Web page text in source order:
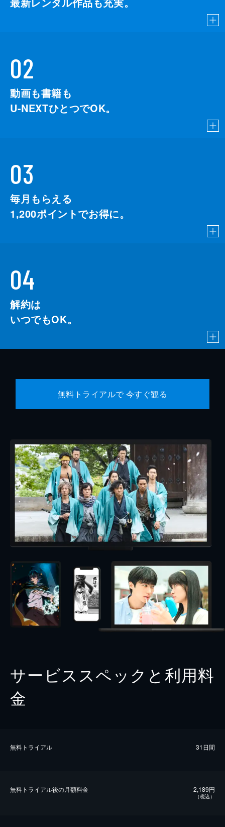
02
動画も書籍も
U-NEXTひとつでOK。
03
毎月もらえる
1,200ポイントでお得に。
04
解約は
いつでもOK。
無料トライアルで 今すぐ観る
サービススペックと利用料
金
無料トライアル 31日間
無料トライアル後の⽉額料金 2,189円
（税込）